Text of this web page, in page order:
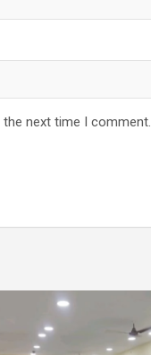
next time I comment.